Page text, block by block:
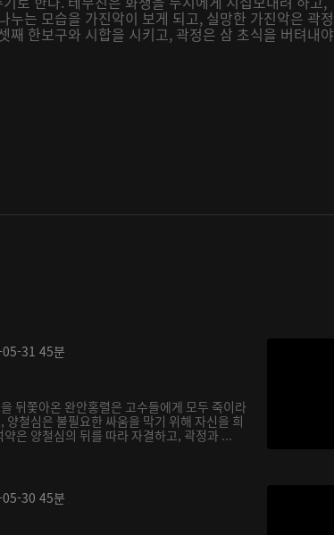
누는 모습을 가진악이 보게 되고, 실망한 가진악은 곽정
째 한보구와 시합을 시키고, 곽정은 삼 초식을 버텨내야
31 45분
뒤쫓아온 완안홍렬은 고수들에게 모두 죽이라
양철심은 불필요한 싸움을 막기 위해 자신을 희
약은 양철심의 뒤를 따라 자결하고, 곽정과 ...
30 45분